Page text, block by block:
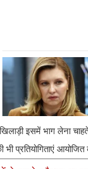
खिलाड़ी इसमें भाग
प्रतियोगिताएं